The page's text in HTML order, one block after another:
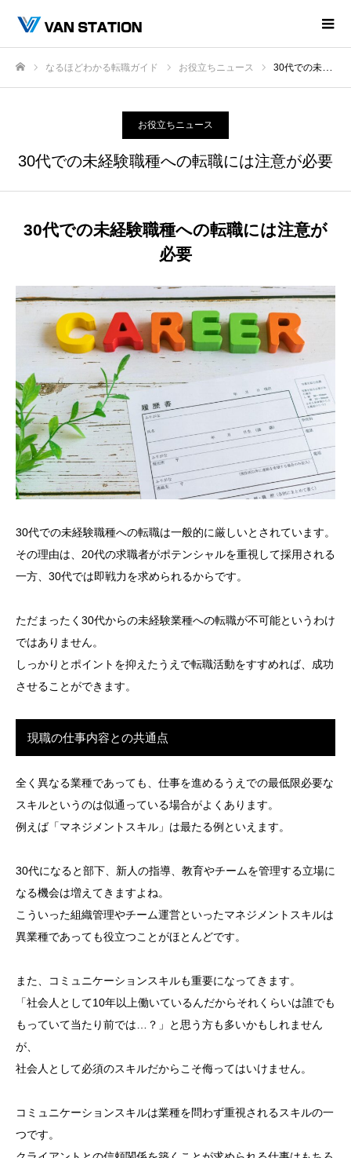
なるほどわかる転職ガイド お役立ちニュース 30代での未経験職種への転職には注意が必要
お役立ちニュース
30代での未経験職種への転職には注意が必要
30代での未経験職種への転職には注意が
必要
30代での未経験職種への転職は一般的に厳しいとされています。
その理由は、20代の求職者がポテンシャルを重視して採用される
一方、30代では即戦力を求められるからです。
ただまったく30代からの未経験業種への転職が不可能というわけ
ではありません。
しっかりとポイントを抑えたうえで転職活動をすすめれば、成功
させることができます。
現職の仕事内容との共通点
全く異なる業種であっても、仕事を進めるうえでの最低限必要な
スキルというのは似通っている場合がよくあります。
例えば「マネジメントスキル」は最たる例といえます。
30代になると部下、新人の指導、教育やチームを管理する立場に
なる機会は増えてきますよね。
こういった組織管理やチーム運営といったマネジメントスキルは
異業種であっても役立つことがほとんどです。
また、コミュニケーションスキルも重要になってきます。
「社会人として10年以上働いているんだからそれくらいは誰でも
もっていて当たり前では…？」と思う方も多いかもしれません
が、
社会人として必須のスキルだからこそ侮ってはいけません。
コミュニケーションスキルは業種を問わず重視されるスキルの一
つです。